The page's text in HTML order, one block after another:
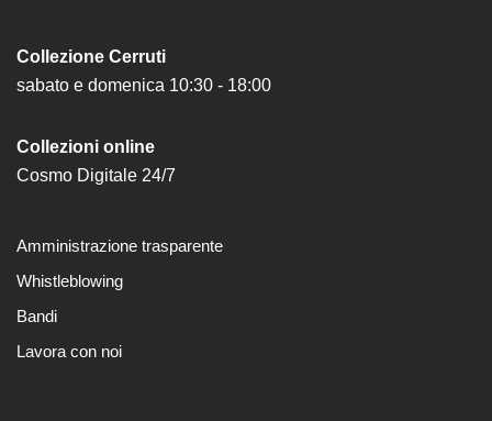
Sostieni
EN
Collezione Cerruti
sabato e domenica 10:30 - 18:00
Collezioni online
Cosmo Digitale 24/7
Amministrazione trasparente
Whistleblowing
Bandi
Lavora con noi